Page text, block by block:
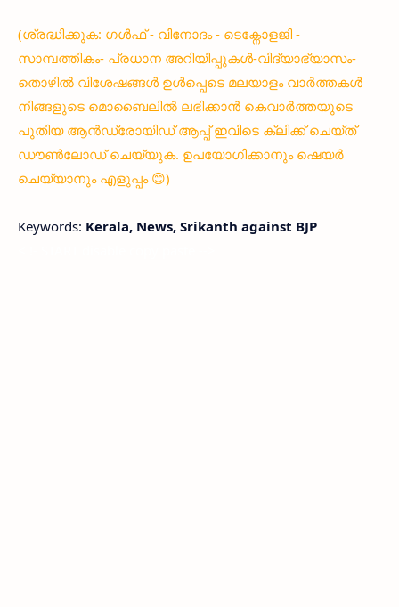
(ശ്രദ്ധിക്കുക: ഗൾഫ് - വിനോദം - ടെക്നോളജി -
സാമ്പത്തികം- പ്രധാന അറിയിപ്പുകൾ-വിദ്യാഭ്യാസം-
തൊഴിൽ വിശേഷങ്ങൾ ഉൾപ്പെടെ മലയാളം വാർത്തകൾ
നിങ്ങളുടെ മൊബൈലിൽ ലഭിക്കാൻ കെവാർത്തയുടെ
പുതിയ ആൻഡ്രോയിഡ് ആപ്പ് ഇവിടെ ക്ലിക്ക് ചെയ്ത്
ഡൗൺലോഡ് ചെയ്യുക. ഉപയോഗിക്കാനും ഷെയർ
ചെയ്യാനും എളുപ്പം 😊)
Keywords: Kerala, News, Srikanth against BJP